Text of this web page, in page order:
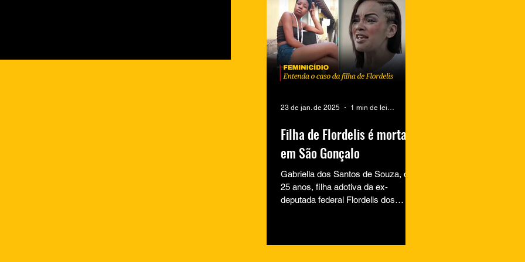
Filha de Flordelis é morta
em São Gonçalo
Gabriella dos Santos de Souza, de
25 anos, filha adotiva da ex-
deputada federal Flordelis dos
23 de jan. de 2025 1 min de leitura